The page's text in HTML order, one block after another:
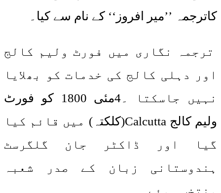
کاترجمہ ’’میر افروز‘‘ کے نام سے کیا۔
ترجمہ نگاری میں فورٹ ولیم کالج
اور دہلی کالج کی خدمات کو بھلایا
نہیں جاسکتا ۔4مئی 1800 کو فورٹ
ولیم کالج Calcutta(کلکتہ) میں قائم کیا
گیا اور ڈاکٹر جان گلگرسٹ
ہندوستانی زبان کے صدر شعبہ